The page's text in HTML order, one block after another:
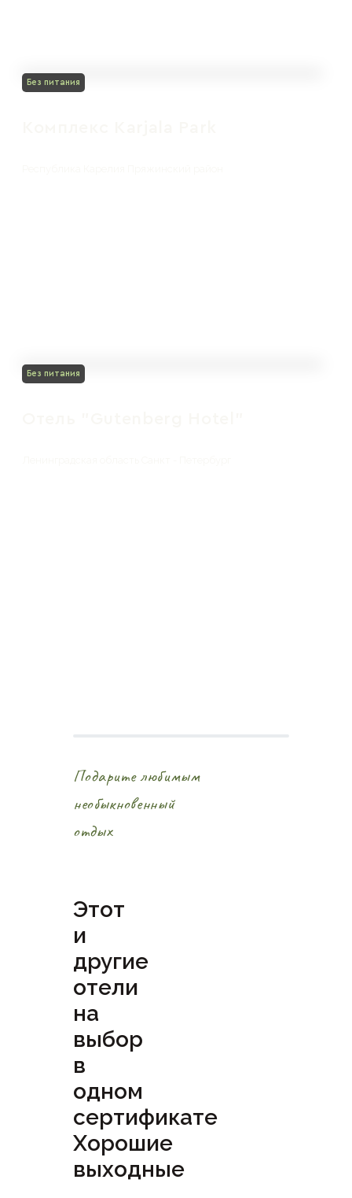
Без питания
Без питания
Подарите любимым
необыкновенный
отдых
Этот
и
другие
отели
на
выбор
в
одном
сертификате
Хорошие
выходные